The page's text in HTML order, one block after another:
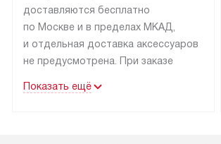
доставляются бесплатно
по Москве и в пределах МКАД,
и отдельная доставка аксессуаров
не предусмотрена. При заказе
рекомендуем обсудить
Показать ещё